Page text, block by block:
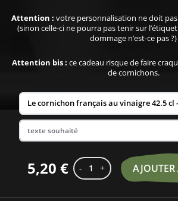
Attention : votre personnalisation ne doit
(sinon celle-ci ne pourra pas tenir sur
dommage n’est-ce pas ?)
Attention bis : ce cadeau risque de faire
de cornichons.
5,20 € - 1 +